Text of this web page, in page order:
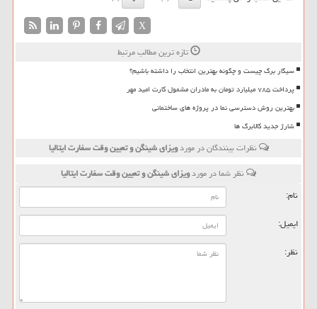
X
تازه ترین مطالب مرتبط
سیگار برگ چیست و چگونه بهترین انتخاب را داشته باشیم؟
پرداخت ۷۸۵ میلیارد تومان به مادران مشمول کارت امید مهر
بهترین روش دسترسی نما در پروژه های ساختمانی
شارژ جدید کالابرگ ها
نظرات بینندگان در موردویزای شینگن و تعیین وقت سفارت ایتالیا
نظر شما در موردویزای شینگن و تعیین وقت سفارت ایتالیا
نام:
ایمیل:
نظر: